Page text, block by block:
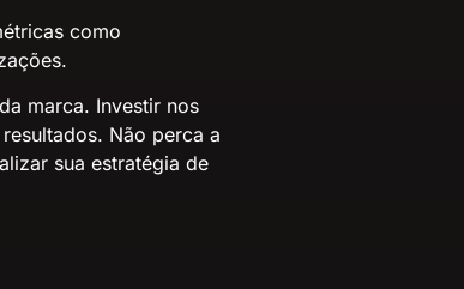
como
marca. Investir nos
Não perca a
sua estratégia de